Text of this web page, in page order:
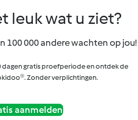
leuk wat u ziet?
100 000 andere wachten op jou!
dagen gratis proefperiode en ontdek de
Zonder verplichtingen.
aanmelden